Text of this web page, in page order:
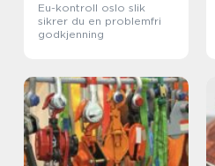
Eu-kontroll oslo slik
sikrer du en problemfri
godkjenning